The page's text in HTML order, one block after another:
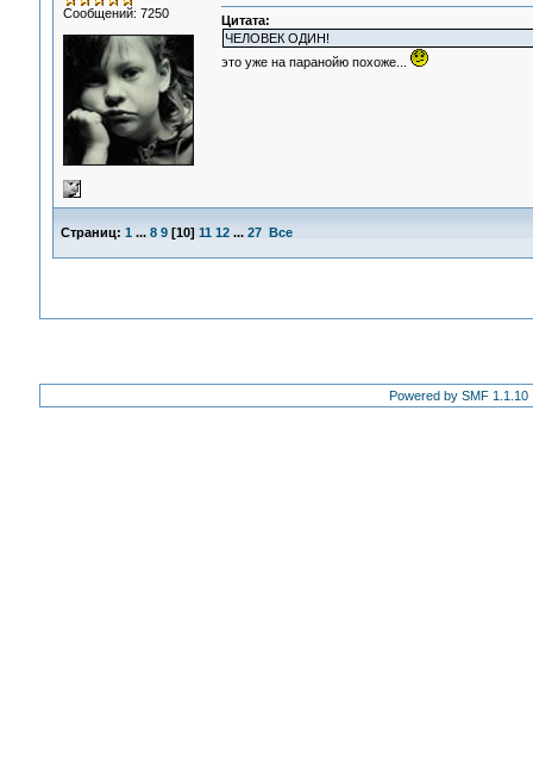
Сообщений: 7250
Цитата:
ЧЕЛОВЕК ОДИН!
это уже на паранойю похоже...
Страниц: 1 ... 8 9[10] 11 12 ... 27 Все
Powered by SMF 1.1.10